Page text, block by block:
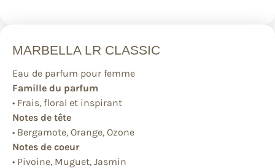
MARBELLA LR CLASSIC
Eau de parfum pour femme
Famille du parfum
• Frais, floral et inspirant
Notes de tête
• Bergamote, Orange, Ozone
Notes de coeur
• Pivoine, Muguet, Jasmin